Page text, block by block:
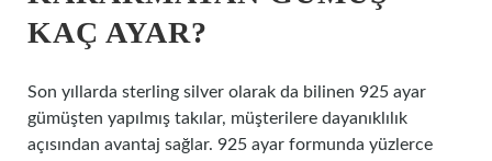
KAÇ AYAR?
Son yıllarda sterling silver olarak da bilinen 925 ayar
gümüşten yapılmış takılar, müşterilere dayanıklılık
açısından avantaj sağlar. 925 ayar formunda yüzlerce